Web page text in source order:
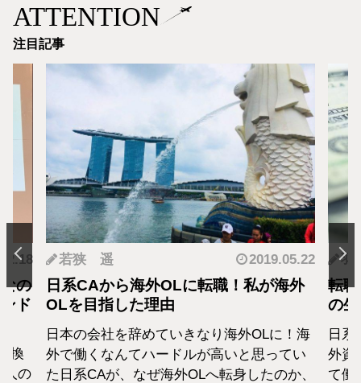
ATTENTION
注目記事
の
ド
換
人の
若狭 遥 2019.05.22
日系CAから海外OLに転職！私が海外
OLを目指した理由
日本の会社を辞めていきなり海外OLに！海
外で働くなんてハードルが高いと思ってい
た日系CAが、なぜ海外OLへ転身したのか、
羽
転
の
日
外資
て働